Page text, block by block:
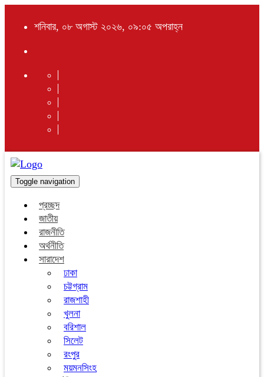
শনিবার, ০৮ অগাস্ট ২০২৬, ০৯:০৫ অপরাহ্ন
Toggle navigation
প্রচ্ছদ
জাতীয়
রাজনীতি
অর্থনীতি
সারাদেশ
ঢাকা
চট্টগ্রাম
রাজশাহী
খুলনা
বরিশাল
সিলেট
রংপুর
ময়মনসিংহ